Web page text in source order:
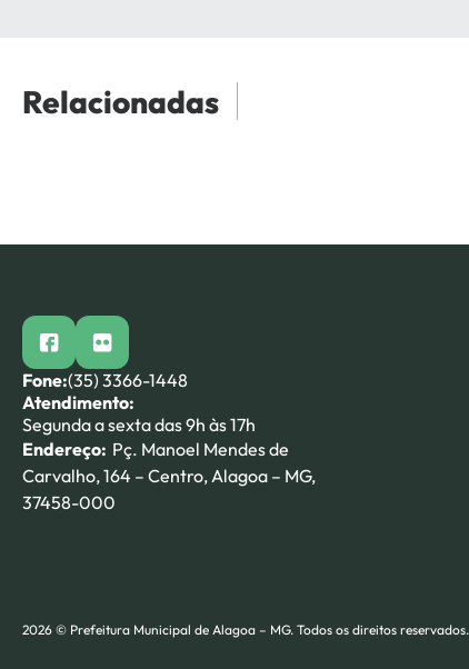
Relacionadas
facebookflickr
Fone:(35) 3366-1448
Atendimento:
Segunda a sexta das 9h às 17h
Endereço: Pç. Manoel Mendes de
Carvalho, 164 – Centro, Alagoa – MG,
37458-000
2026 © Prefeitura Municipal de Alagoa – MG. Todos os direitos reservados.